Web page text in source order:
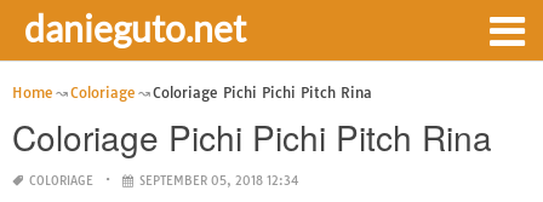
danieguto.net
Home Coloriage Coloriage Pichi Pichi Pitch Rina
Coloriage Pichi Pichi Pitch Rina
COLORIAGE SEPTEMBER 05, 2018 12:34